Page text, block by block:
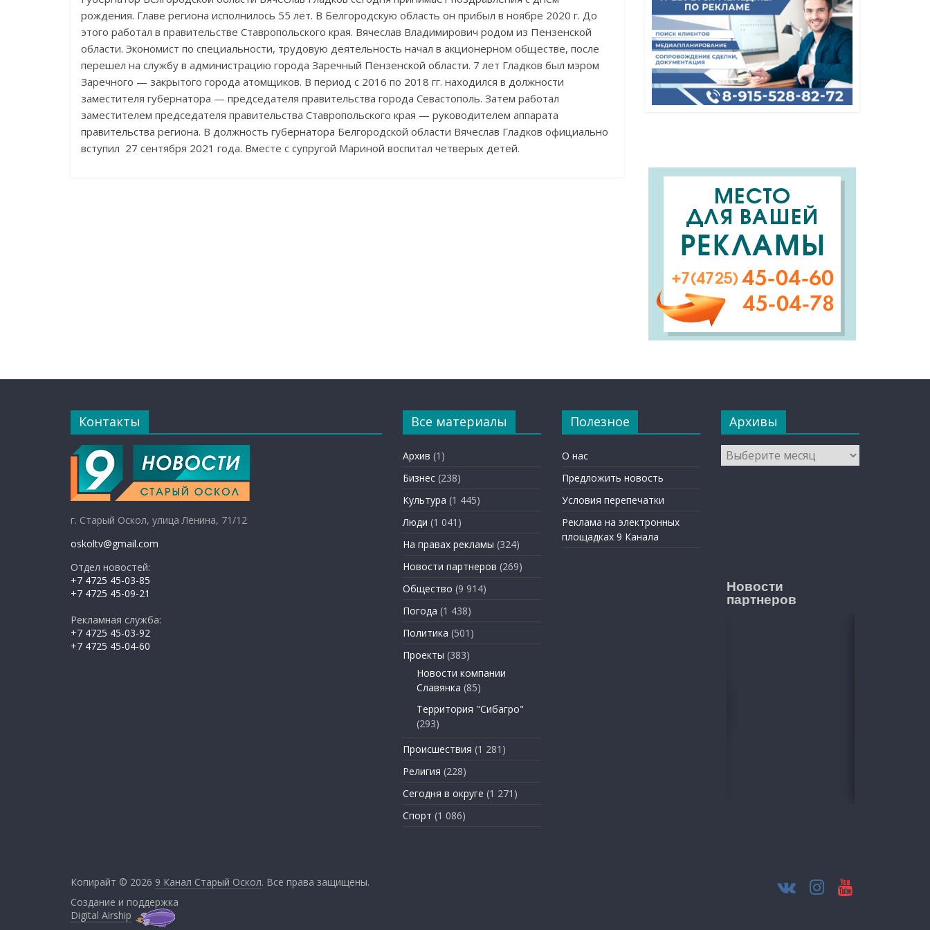
рождения. Главе региона исполнилось 55 лет. В Белгородскую область он прибыл в ноябре 2020 г. До
этого работал в правительстве Ставропольского края. Вячеслав Владимирович родом из Пензенской
области. Экономист по специальности, трудовую деятельность начал в акционерном обществе, после
перешел на службу в администрацию города Заречный Пензенской области. 7 лет Гладков был мэром
Заречного — закрытого города атомщиков. В период с 2016 по 2018 гг. находился в должности
заместителя губернатора — председателя правительства города Севастополь. Затем работал
заместителем председателя правительства Ставропольского края — руководителем аппарата
правительства региона. В должность губернатора Белгородской области Вячеслав Гладков официально
вступил 27 сентября 2021 года. Вместе с супругой Мариной воспитал четверых детей.
Контакты
г. Старый Оскол, улица Ленина, 71/12
oskoltv@gmail.com
Отдел новостей:
+7 4725 45-03-85
+7 4725 45-09-21
Рекламная служба:
+7 4725 45-03-92
+7 4725 45-04-60
Все материалы
Архив (1)
Бизнес (238)
Культура (1 445)
Люди (1 041)
На правах рекламы (324)
Новости партнеров (269)
Общество (9 914)
Погода (1 438)
Политика (501)
Проекты (383)
Новости компании
Славянка (85)
Территория "Сибагро"
(293)
Происшествия (1 281)
Религия (228)
Сегодня в округе (1 271)
Спорт (1 086)
Полезное
О нас
Предложить новость
Условия перепечатки
Реклама на электронных
площадках 9 Канала
Архивы
Архивы
Новости
партнеров
Копирайт © 2026 9 Канал Старый Оскол. Все права защищены.
Создание и поддержка
Digital Airship